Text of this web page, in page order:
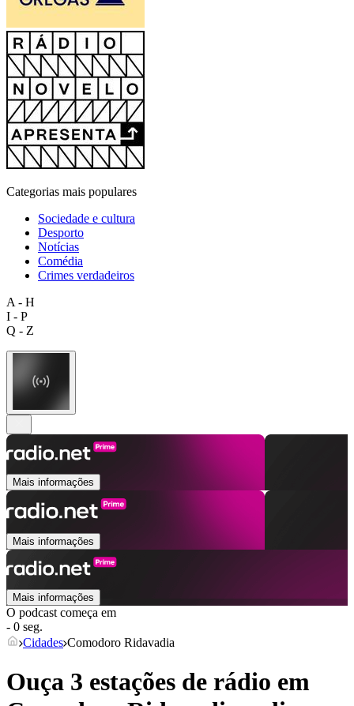
Categorias mais populares
Sociedade e cultura
Desporto
Notícias
Comédia
Crimes verdadeiros
A - H
I - P
Q - Z
Mais informações
Mais informações
Mais informações
O podcast começa em
- 0 seg.
Cidades Comodoro Ridavadia
Ouça 3 estações de rádio em